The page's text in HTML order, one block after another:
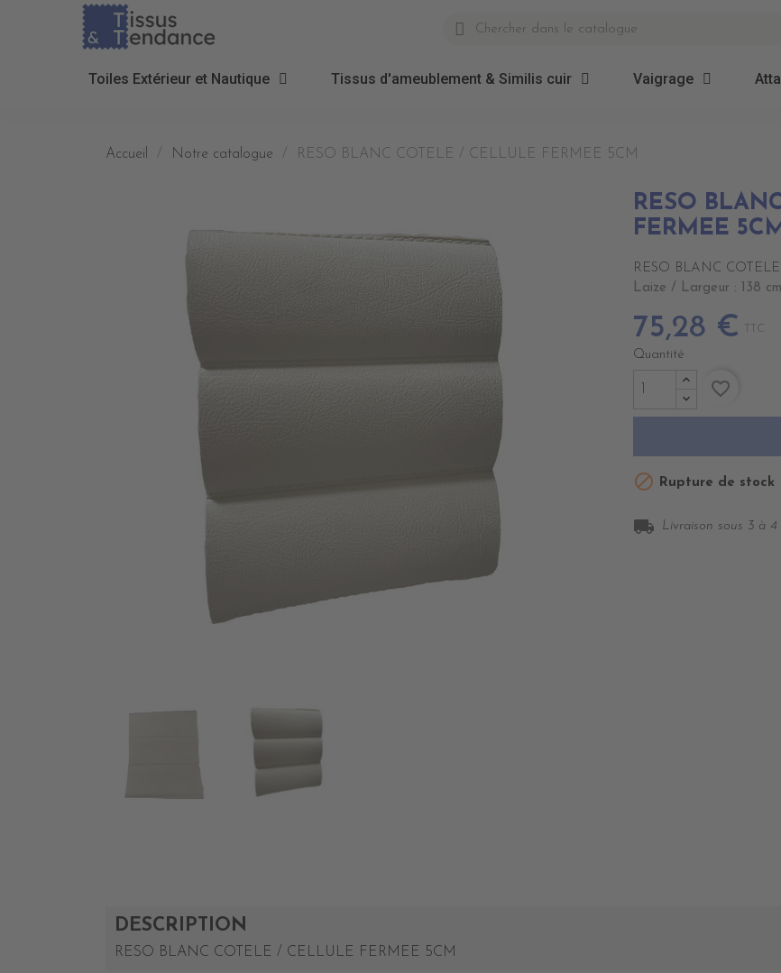
Toiles Extérieur et Nautique Tissus d'ameublement & Similis cuir Vaigrage
Accueil Notre catalogue RESO BLANC COTELE / CELLULE FERMEE 5CM
RESO
FERMEE
RESO BLANC
Laize / Largeur : 138 cm
75,28 € TTC
Quantité
favorite_border
 Rupture de stock
local_shipping Livraison sous 3 à 4
DESCRIPTION
RESO BLANC COTELE / CELLULE FERMEE 5CM